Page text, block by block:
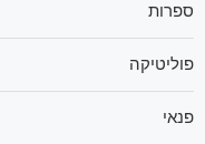
ספרות
פוליטיקה
פנאי